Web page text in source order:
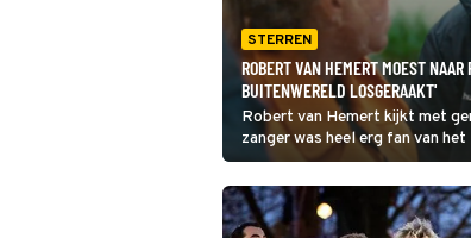
STERREN
ROBERT VAN HEMERT MOEST
BUITENWERELD LOSGERAAKT'
Robert van Hemert kijkt met
zanger was heel erg fan van
psychologische hulp nodig om